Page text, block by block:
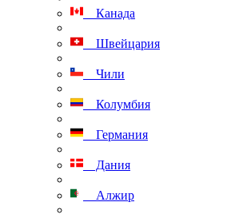
Канада
Швейцария
Чили
Колумбия
Германия
Дания
Алжир